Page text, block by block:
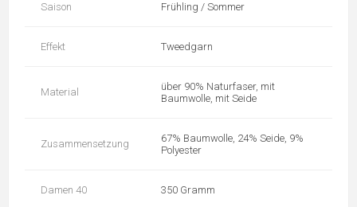
Saison Frühling / Sommer
Effekt Tweedgarn
Material
über 90% Naturfaser, mit
Baumwolle, mit Seide
Zusammensetzung
67% Baumwolle, 24% Seide, 9%
Polyester
Damen 40 350 Gramm